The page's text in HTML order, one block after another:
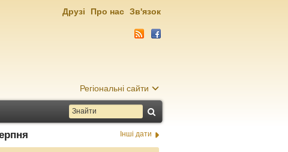
Регіональні сайти
Друзі Про нас Зв'язок
Інші дати